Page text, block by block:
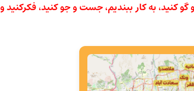
کنید، به کار ببندیم، جست و جو کنید، فکرکنید و